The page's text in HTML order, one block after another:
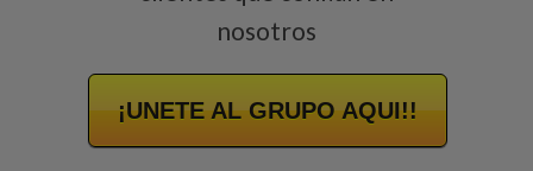
nosotros
¡UNETE AL GRUPO AQUI!!